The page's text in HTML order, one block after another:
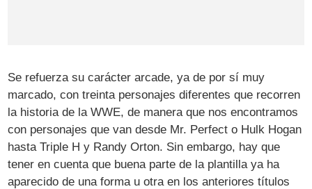
Se refuerza su carácter arcade, ya de por sí muy
marcado, con treinta personajes diferentes que recorren
la historia de la WWE, de manera que nos encontramos
con personajes que van desde Mr. Perfect o Hulk Hogan
hasta Triple H y Randy Orton. Sin embargo, hay que
tener en cuenta que buena parte de la plantilla ya ha
aparecido de una forma u otra en los anteriores títulos